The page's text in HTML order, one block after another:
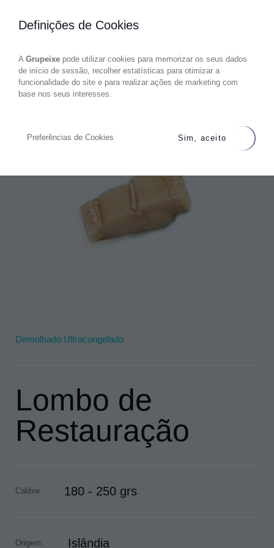
Demolhado Ultracongelado
Lombo de
Restauração
Calibre 180 - 250 grs
Origem: Islândia
Definições de Cookies
A Grupeixe pode utilizar cookies para memorizar os seus dados
de início de sessão, recolher estatísticas para otimizar a
funcionalidade do site e para realizar ações de marketing com
base nos seus interesses.
Preferências de Cookies Sim, aceito